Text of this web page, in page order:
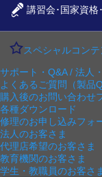
講習会･国家資格
スペシャルコンテ
サポート・Q&A / 法人
よくあるご質問（製品
購入後のお問い合わせ
各種ダウンロード
修理のお申し込みフォ
法人のお客さま
代理店希望のお客さま
教育機関のお客さま
学生・教職員のお客さ